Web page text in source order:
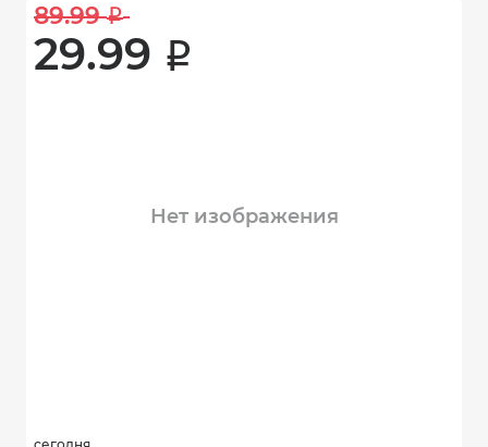
89.99 i
29.99 i
Нет изображения